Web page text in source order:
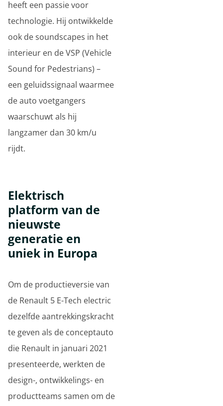
heeft een passie voor
technologie. Hij ontwikkelde
ook de soundscapes in het
interieur en de VSP (Vehicle
Sound for Pedestrians) –
een geluidssignaal waarmee
de auto voetgangers
waarschuwt als hij
langzamer dan 30 km/u
rijdt.
Elektrisch
platform van de
nieuwste
generatie en
uniek in Europa
Om de productieversie van
de Renault 5 E-Tech electric
dezelfde aantrekkingskracht
te geven als de conceptauto
die Renault in januari 2021
presenteerde, werkten de
design-, ontwikkelings- en
productteams samen om de